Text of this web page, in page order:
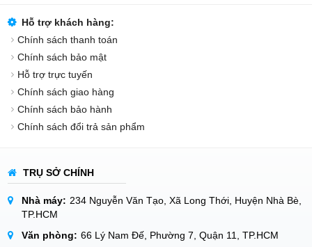
Hỗ trợ khách hàng:
Chính sách thanh toán
Chính sách bảo mật
Hỗ trợ trực tuyến
Chính sách giao hàng
Chính sách bảo hành
Chính sách đổi trả sản phẩm
TRỤ SỞ CHÍNH
Nhà máy: 234 Nguyễn Văn Tạo, Xã Long Thới, Huyện Nhà Bè,
TP.HCM
Văn phòng: 66 Lý Nam Đế, Phường 7, Quận 11, TP.HCM